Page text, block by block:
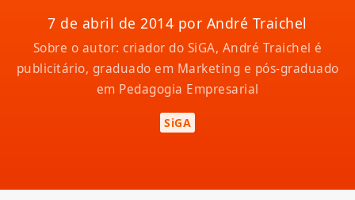
7 de abril de 2014 por André Traichel
Sobre o autor: criador do SiGA, André Traichel é
publicitário, graduado em Marketing e pós-graduado
em Pedagogia Empresarial
SiGA